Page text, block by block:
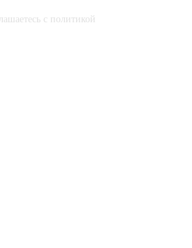
с политикой